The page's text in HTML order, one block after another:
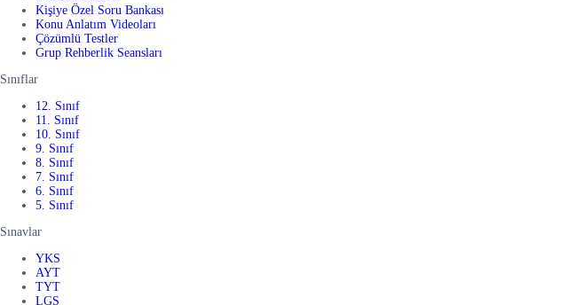
Kişiye Özel Soru Bankası
Konu Anlatım Videoları
Çözümlü Testler
Grup Rehberlik Seansları
Sınıflar
12. Sınıf
11. Sınıf
10. Sınıf
9. Sınıf
8. Sınıf
7. Sınıf
6. Sınıf
5. Sınıf
Sınavlar
YKS
AYT
TYT
LGS